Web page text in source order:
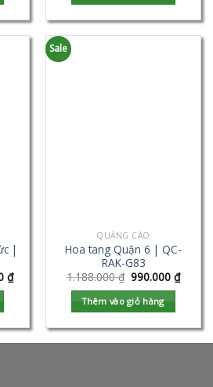
|
₫
Sale
QUẢNG CÁO
Hoa tang Quận 6 | QC-
RAK-G83
1.188.000₫ 990.000₫
Thêm vào giỏ hàng